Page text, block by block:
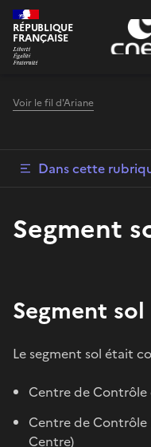
Panneau de gestion des
RÉPUBLIQUE
FRANÇAISE
Voir le fil d'Ariane
Dans cette
Segment
Segment sol
Le segment sol était
Centre de
Centre de Contrôle
Centre)